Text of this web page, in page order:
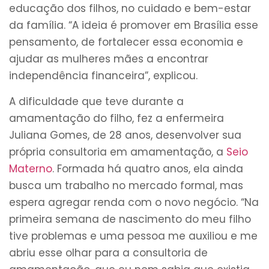
educação dos filhos, no cuidado e bem-estar
da família. “A ideia é promover em Brasília esse
pensamento, de fortalecer essa economia e
ajudar as mulheres mães a encontrar
independência financeira”, explicou.
A dificuldade que teve durante a
amamentação do filho, fez a enfermeira
Juliana Gomes, de 28 anos, desenvolver sua
própria consultoria em amamentação, a Seio
Materno. Formada há quatro anos, ela ainda
busca um trabalho no mercado formal, mas
espera agregar renda com o novo negócio. “Na
primeira semana de nascimento do meu filho
tive problemas e uma pessoa me auxiliou e me
abriu esse olhar para a consultoria de